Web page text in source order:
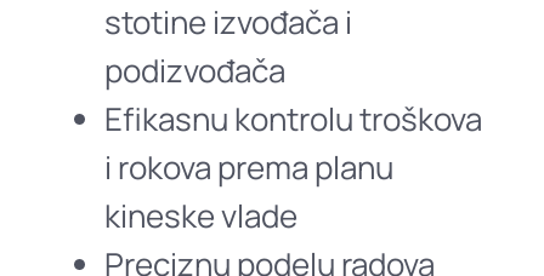
stotine izvođača i
podizvođača
Efikasnu kontrolu troškova
i rokova prema planu
kineske vlade
Preciznu podelu radova